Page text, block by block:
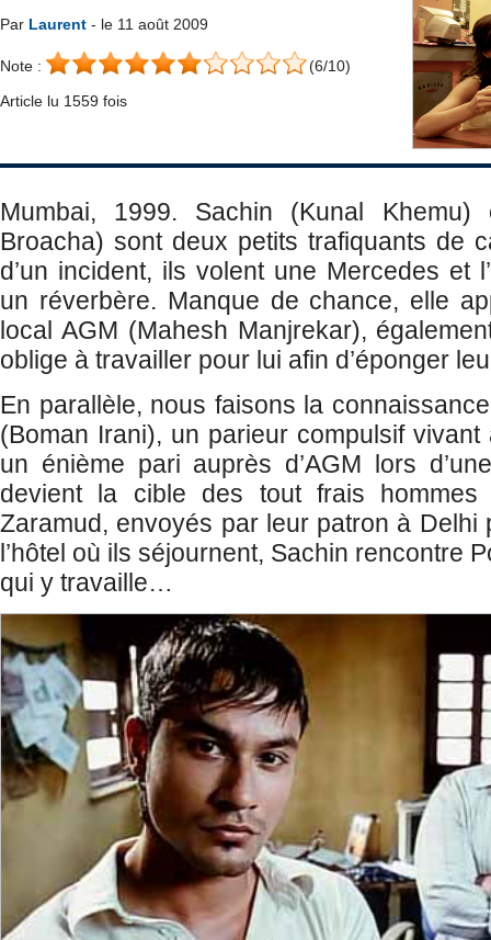
Par Laurent - le 11 août 2009
Note :
(6/10)
Article lu 1559 fois
Mumbai, 1999. Sachin (Kunal Khemu)
Broacha) sont deux petits trafiquants de
d’un incident, ils volent une Mercedes et
un réverbère. Manque de chance, elle
local AGM (Mahesh Manjrekar),
oblige à travailler pour lui afin d’éponger
En parallèle, nous faisons la
(Boman Irani), un parieur compulsif
un énième pari auprès d’AGM lors
devient la cible des tout frais
Zaramud, envoyés par leur patron à Delhi
l’hôtel où ils séjournent, Sachin rencontre
qui y travaille…